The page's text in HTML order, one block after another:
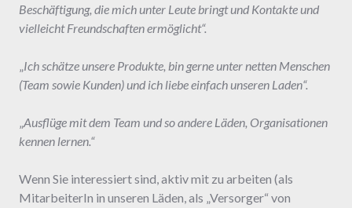
Beschäftigung, die mich unter Leute bringt und Kontakte und
vielleicht Freundschaften ermöglicht“.
„Ich schätze unsere Produkte, bin gerne unter netten Menschen
(Team sowie Kunden) und ich liebe einfach unseren Laden“.
„Ausflüge mit dem Team und so andere Läden, Organisationen
kennen lernen.“
Wenn Sie interessiert sind, aktiv mit zu arbeiten (als
MitarbeiterIn in unseren Läden, als „Versorger“ von